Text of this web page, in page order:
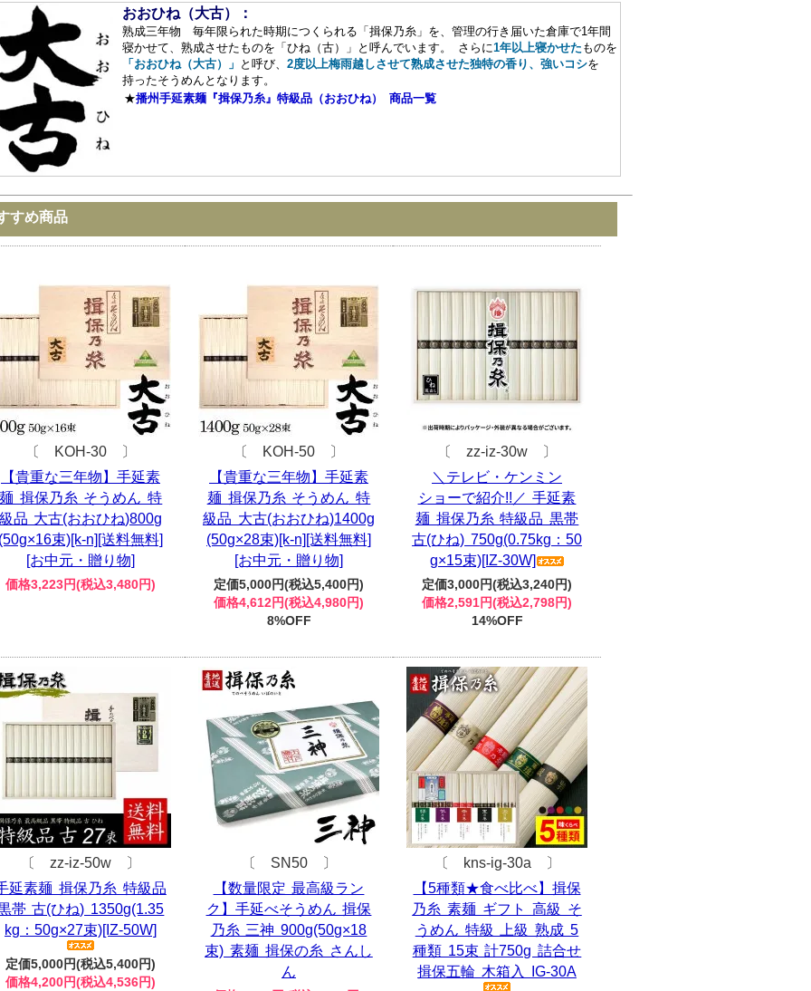
おおひね（大古）：
熟成三年物 毎年限られた時期につくられる「揖保乃糸」を、管理の行き届いた倉庫で1年間
寝かせて、熟成させたものを「ひね（古）」と呼んでいます。 さらに1年以上寝かせた ものを
「おおひね（大古）」 と呼び、 2度以上梅雨越しさせて熟成させた独特の香り、強いコシを
持ったそうめんとなります。
★播州手延素麺『揖保乃糸』特級品（おおひね） 商品一覧
すめ商品
〔 KOH-30 〕
【貴重な三年物】手延素
揖保乃糸 そうめん 特
品 大古(おおひね)800g
束)[k-n][送料無料]
[お中元・贈り物]
価格3,223円(税込3,480円)
〔 KOH-50 〕
【貴重な三年物】手延素
麺 揖保乃糸 そうめん 特
級品 大古(おおひね)1400g
(50g×28束)[k-n][送料無料]
[お中元・贈り物]
定価5,000円(税込5,400円)
価格4,612円(税込4,980円)
8%OFF
〔 zz-iz-30w 〕
＼テレビ・ケンミン
ショーで紹介!!／ 手延素
麺 揖保乃糸 特級品 黒帯
古(ひね) 750g(0.75kg：50
g×15束)[IZ-30W]
定価3,000円(税込3,240円)
価格2,591円(税込2,798円)
14%OFF
〔 zz-iz-50w 〕
延素麺 揖保乃糸 特級品
帯 古(ひね) 1350g(1.35
kg：50g×27束)[IZ-50W]
定価5,000円(税込5,400円)
価格4,200円(税込4,536円)
〔 SN50 〕
【数量限定 最高級ラン
ク】手延べそうめん 揖保
乃糸 三神 900g(50g×18
束) 素麺 揖保の糸 さんし
ん
〔 kns-ig-30a 〕
【5種類★食べ比べ】揖保
乃糸 素麺 ギフト 高級 そ
うめん 特級 上級 熟成 5
種類 15束 計750g 詰合せ
揖保五輪 木箱入 IG-30A